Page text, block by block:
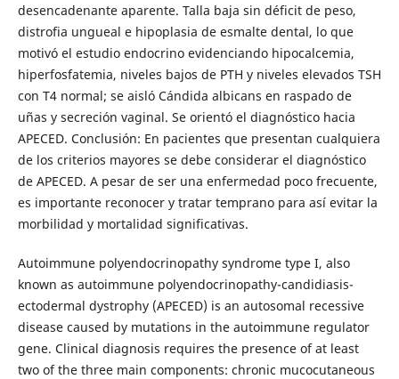
desencadenante aparente. Talla baja sin déficit de peso,
distrofia ungueal e hipoplasia de esmalte dental, lo que
motivó el estudio endocrino evidenciando hipocalcemia,
hiperfosfatemia, niveles bajos de PTH y niveles elevados TSH
con T4 normal; se aisló Cándida albicans en raspado de
uñas y secreción vaginal. Se orientó el diagnóstico hacia
APECED. Conclusión: En pacientes que presentan cualquiera
de los criterios mayores se debe considerar el diagnóstico
de APECED. A pesar de ser una enfermedad poco frecuente,
es importante reconocer y tratar temprano para así evitar la
morbilidad y mortalidad significativas.
Autoimmune polyendocrinopathy syndrome type I, also
known as autoimmune polyendocrinopathy-candidiasis-
ectodermal dystrophy (APECED) is an autosomal recessive
disease caused by mutations in the autoimmune regulator
gene. Clinical diagnosis requires the presence of at least
two of the three main components: chronic mucocutaneous